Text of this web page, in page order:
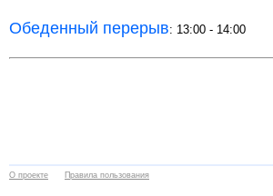
Обеденный перерыв: 13:00 - 14:00
О проекте Правила пользования